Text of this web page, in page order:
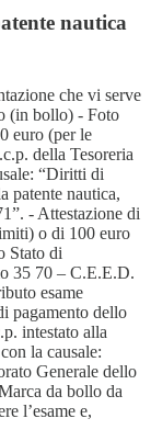
nautica
che vi serve
(in bollo) - Foto
euro (per le
della Tesoreria
“Diritti di
patente nautica,
- Attestazione di
o di 100 euro
Stato di
35 70 – C.E.E.D.
esame
pagamento dello
intestato alla
la causale:
Generale dello
da bollo da
l’esame e,